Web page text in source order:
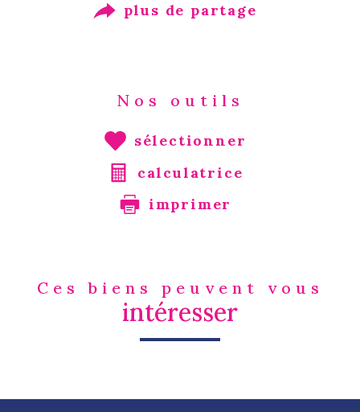
plus de partage
Nos outils
sélectionner
calculatrice
imprimer
Ces biens peuvent vous
intéresser